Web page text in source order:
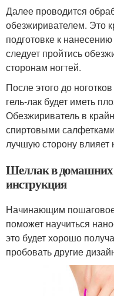
Далее проводится
обезжиривателем. Это
подготовке к
следует пройтись
сторонам ногтей.
После этого до
гель-лак будет иметь
Обезжириватель в
спиртовыми
лучшую сторону влияет
Шеллак в домашних
инструкция
Начинающим
поможет научиться
это будет хорошо
пробовать другие